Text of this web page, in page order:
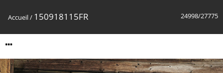
24998/27775
Accueil/ 150918115FR